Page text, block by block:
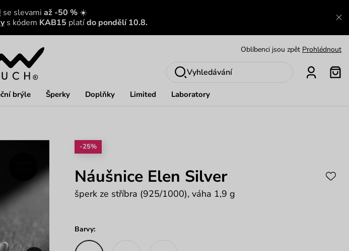
se slevami až -50 % ☀️
s kódem KAB15 platído pondělí 10.8.
brýle Šperky Doplňky Limited Laboratory
Nech se inspirovat Ukázat
Vyhledávání
-25%
Náušnice Elen Silver
šperk ze stříbra (925/1000), váha 1,9 g
Barvy: